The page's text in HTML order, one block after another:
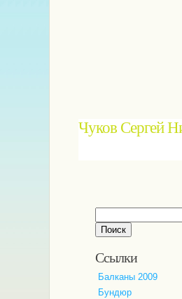
Чуков Сергей
Ссылки
Балканы 2009
Бундюр